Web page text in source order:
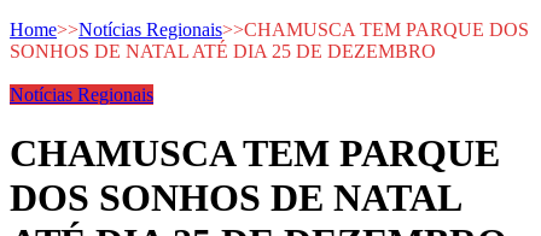
Home>>Notícias Regionais>>CHAMUSCA TEM PARQUE DOS
SONHOS DE NATAL ATÉ DIA 25 DE DEZEMBRO
Notícias Regionais
CHAMUSCA TEM PARQUE
DOS SONHOS DE NATAL